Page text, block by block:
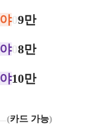
야0 9만
야0 8만
야10만
(카드 가능)